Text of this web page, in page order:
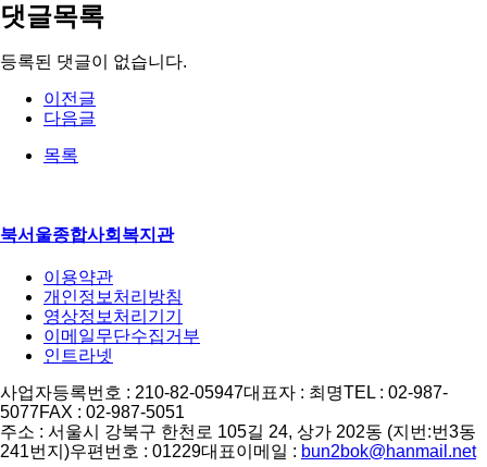
댓글목록
등록된 댓글이 없습니다.
이전글
다음글
목록
북서울종합사회복지관
이용약관
개인정보처리방침
영상정보처리기기
이메일무단수집거부
인트라넷
사업자등록번호 : 210-82-05947대표자 : 최명TEL : 02-987-
5077FAX : 02-987-5051
주소 : 서울시 강북구 한천로 105길 24, 상가 202동 (지번:번3동
241번지)우편번호 : 01229대표이메일 : bun2bok@hanmail.net